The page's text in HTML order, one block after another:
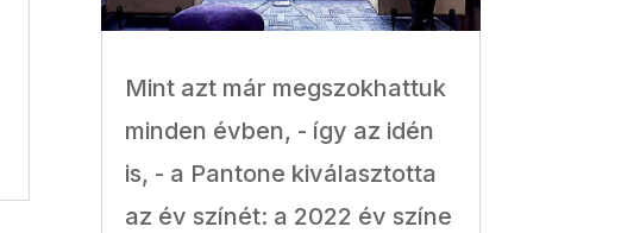
Mint azt már megszokhattuk
minden évben, - így az idén
is, - a Pantone kiválasztotta
az év színét: a 2022 év színe